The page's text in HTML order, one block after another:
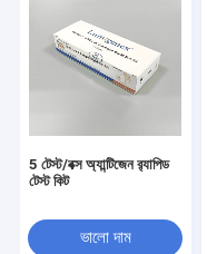
5 টেস্ট/বক্স অ্যান্টিজেন র‌্যাপিড
টেস্ট কিট
ভালো দাম